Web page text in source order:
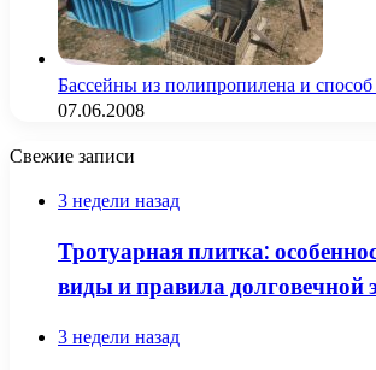
Бассейны из полипропилена и
07.06.2008
Свежие записи
3 недели назад
Тротуарная плитка:
виды и правила долговечной
3 недели назад